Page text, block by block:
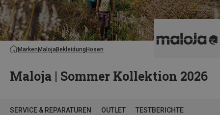
MarkenMalojaBekleidungHosen
Maloja | Sommer Kollektion 2026
SERVICE & REPARATUREN OUTLET TESTBERICHTE